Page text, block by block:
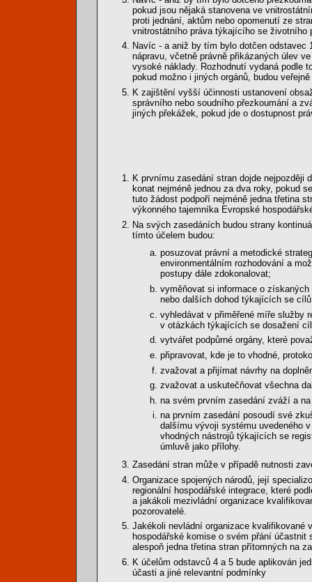
pokud jsou nějaká stanovena ve
proti jednání, aktům nebo opomenutí ze
vnitrostátního práva týkajícího se životního
Navíc - a aniž by tím bylo dotčen odstavec
nápravu, včetně právně přikázaných úlev
vysoké náklady. Rozhodnutí vydaná podle
pokud možno i jiných orgánů, budou
K zajištění vyšší účinnosti ustanovení
správního nebo soudního přezkoumání a
jiných překážek, pokud jde o dostupnost
K prvnímu zasedání stran dojde nejpozději
konat nejméně jednou za dva roky, pokud
tuto žádost podpoří nejméně jedna třetina
výkonného tajemníka Evropské
Na svých zasedáních budou strany
tímto účelem budou:
posuzovat právní a metodické
environmentálním rozhodování a
postupy dále zdokonalovat;
vyměňovat si informace o
nebo dalších dohod týkajících se
vyhledávat v přiměřené míře služby
v otázkách týkajících se dosažení
vytvářet podpůrné orgány, které
připravovat, kde je to vhodné,
zvažovat a přijímat návrhy na
zvažovat a uskutečňovat všechna
na svém prvním zasedání zváží a
na prvním zasedání posoudí své
dalšímu vývoji systému uvedeného
vhodných nástrojů týkajících se
úmluvě jako přílohy.
Zasedání stran může v případě nutnosti
Organizace spojených národů, její
regionální hospodářské integrace, které
a jakákoli mezivládní organizace
pozorovatelé.
Jakékoli nevládní organizace kvalifikované
hospodářské komise o svém přání
alespoň jedna třetina stran přítomných na
K účelům odstavců 4 a 5 bude aplikován
účasti a jiné relevantní podmínky